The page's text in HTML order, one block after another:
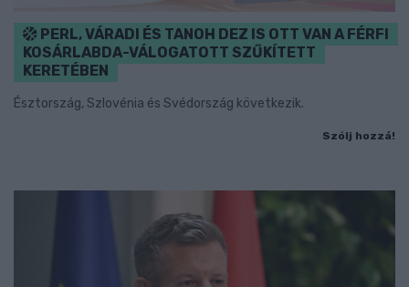
PERL, VÁRADI ÉS TANOH DEZ IS OTT VAN A FÉRFI
KOSÁRLABDA-VÁLOGATOTT SZŰKÍTETT
KERETÉBEN
Észtország, Szlovénia és Svédország következik.
Szólj hozzá!